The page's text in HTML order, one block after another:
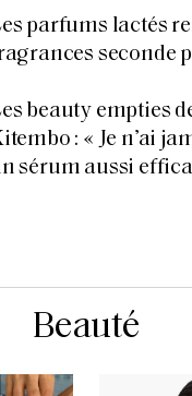
parfums lactés
seconde
beauty empties
: « Je n’ai
sérum aussi
Beauté